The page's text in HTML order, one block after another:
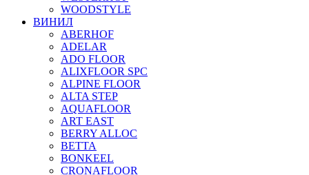
WOODSTYLE
ВИНИЛ
ABERHOF
ADELAR
ADO FLOOR
ALIXFLOOR SPC
ALPINE FLOOR
ALTA STEP
AQUAFLOOR
ART EAST
BERRY ALLOC
BETTA
BONKEEL
CRONAFLOOR